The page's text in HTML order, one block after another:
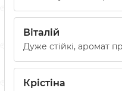
Віталій
Дуже стійкі, аромат
Крістіна